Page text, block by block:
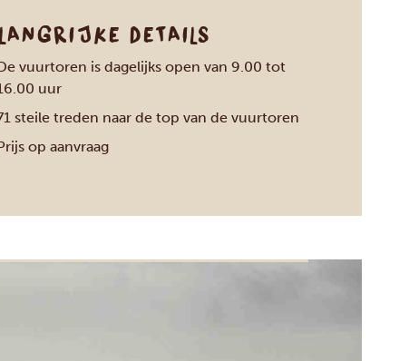
DETAILS
vuurtoren is dagelijks open van 9.00 tot
uur
steile treden naar de top van de vuurtoren
op aanvraag